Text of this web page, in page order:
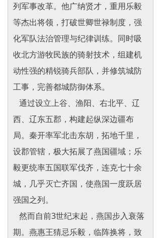
列军事改革。他广纳贤才，重用乐毅
等杰出将领，打破世卿世禄制度，强
化军队法治管理与纪律训练。同时吸
收北方游牧民族的骑射技术，组建机
动性强的精锐骑兵部队，并修筑城防
工事，完善都城防御体系。
通过设立上谷、渔阳、右北平、辽
西、辽东五郡，构建起纵深边疆布
局。秦开率军北击东胡，拓地千里，
设郡管辖，极大拓展了燕国疆域；乐
毅更统率五国联军伐齐，连克七十余
城，几乎灭亡齐国，使燕国一度跃居
强国之列。
然而自前3世纪末起，燕国步入衰落
期。燕惠王猜忌乐毅，临阵换将，致